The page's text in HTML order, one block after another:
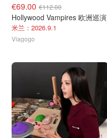
€69.00 €112.00
Hollywood Vampires 欧洲巡演
米兰：2026.9.1
Viagogo